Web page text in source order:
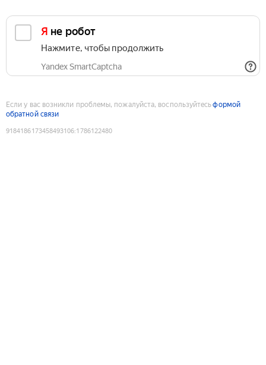
Я не робот
Нажмите, чтобы продолжить
Yandex SmartCaptcha
Если у вас возникли проблемы, пожалуйста, воспользуйтесьформой
обратной связи
9184186173458493106:1786122480